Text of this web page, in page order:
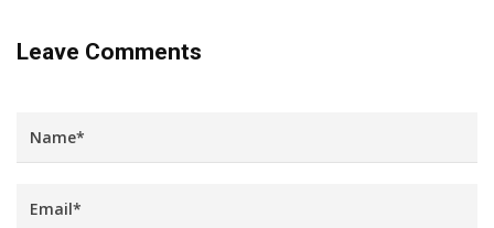
Leave Comments